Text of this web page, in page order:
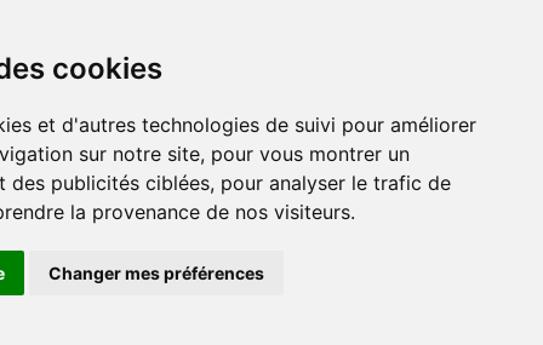
cookies
et d'autres technologies de suivi pour améliorer
sur notre site, pour vous montrer un
des publicités ciblées, pour analyser le trafic de
la provenance de nos visiteurs.
Changer mes préférences